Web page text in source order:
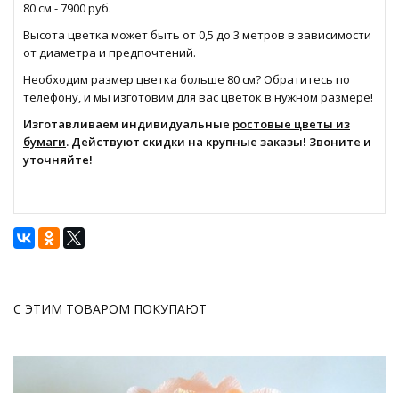
80 см - 7900 руб.
Высота цветка может быть от 0,5 до 3 метров в зависимости
от диаметра и предпочтений.
Необходим размер цветка больше 80 см? Обратитесь по
телефону, и мы изготовим для вас цветок в нужном размере!
Изготавливаем индивидуальные ростовые цветы из
бумаги. Действуют скидки на крупные заказы! Звоните и
уточняйте!
С ЭТИМ ТОВАРОМ ПОКУПАЮТ